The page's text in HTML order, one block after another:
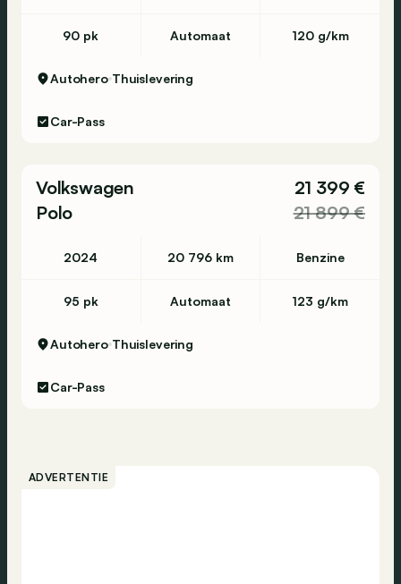
90 pk Automaat 120 g/km
Autohero Thuislevering
Car-Pass
Volkswagen
Polo
21 399 €
21 899 €
2024 20 796 km Benzine
95 pk Automaat 123 g/km
Autohero Thuislevering
Car-Pass
ADVERTENTIE